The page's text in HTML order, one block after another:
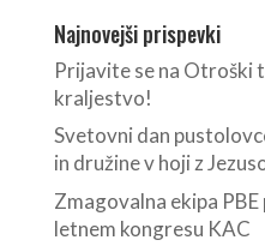
Najnovejši prispevki
Prijavite se na Otroški
kraljestvo!
Svetovni dan
in družine v hoji z
Zmagovalna ekipa
letnem kongresu KAC